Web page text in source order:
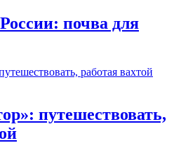
почва для
путешествовать,